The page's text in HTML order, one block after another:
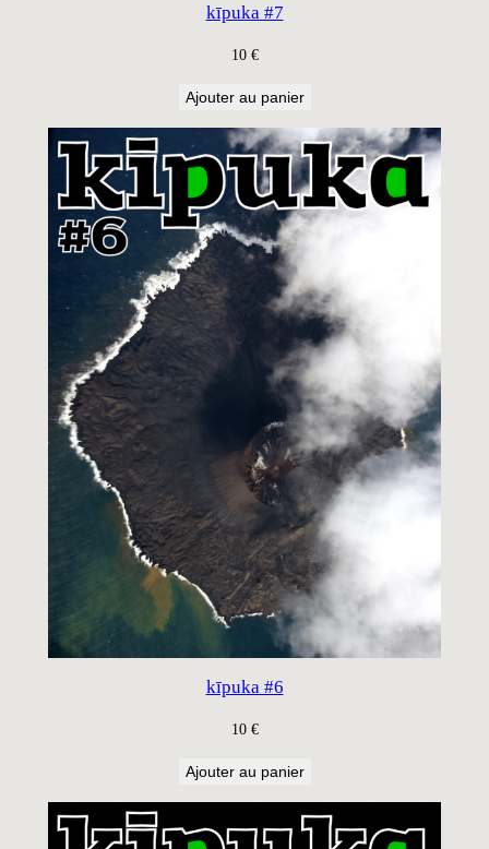
kīpuka #7
10 €
Ajouter au panier
kīpuka #6
10 €
Ajouter au panier